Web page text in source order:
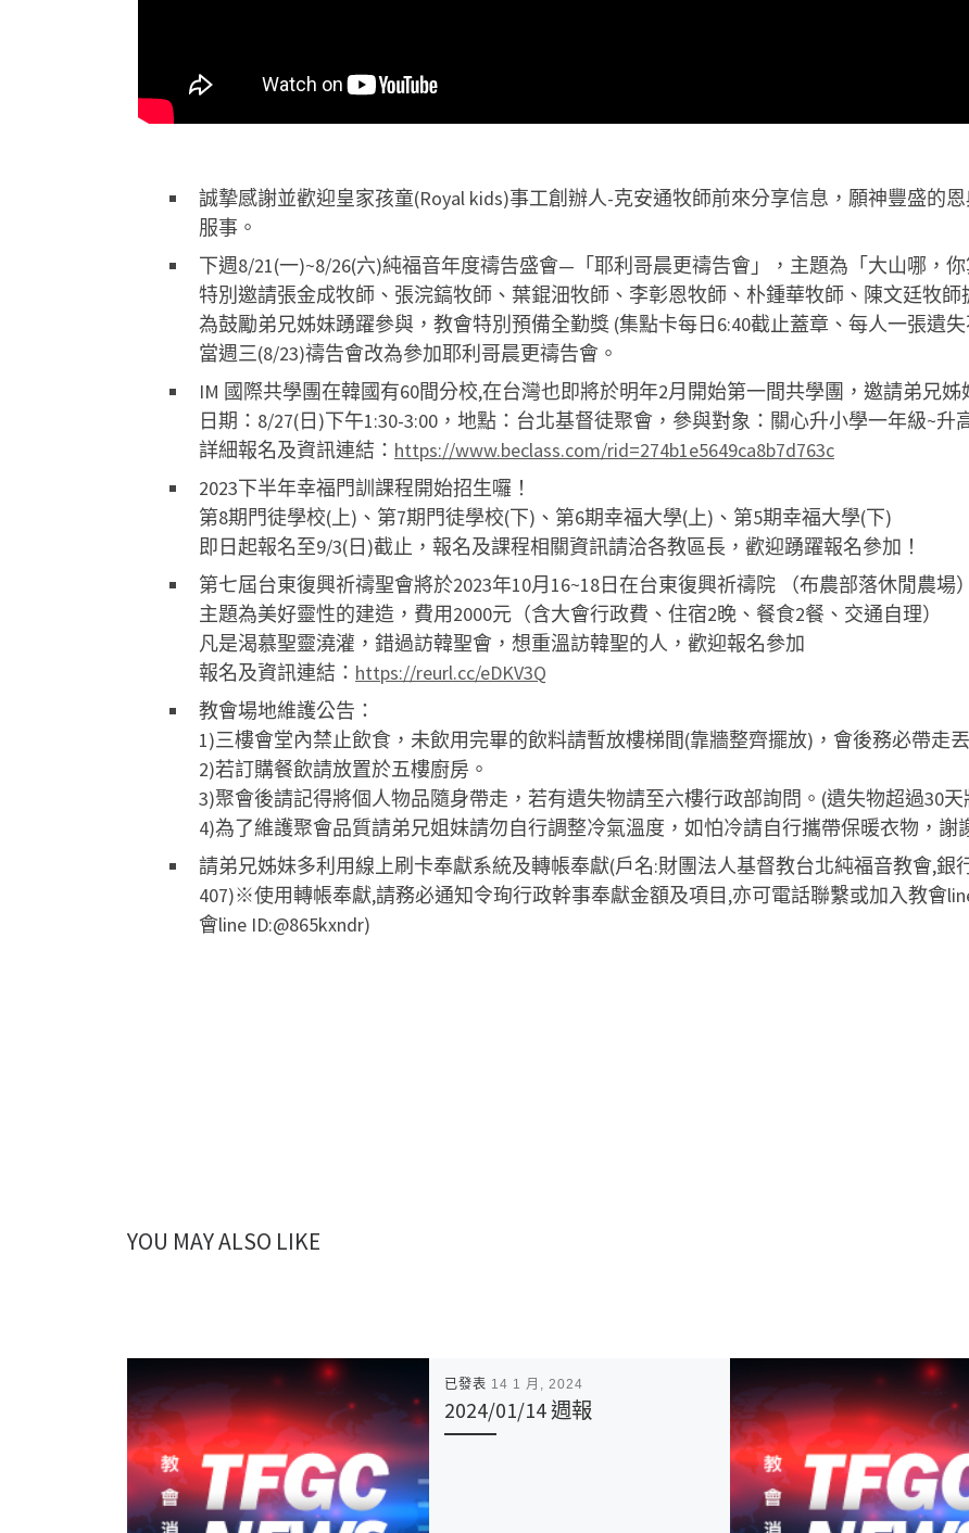
誠摯感謝並歡迎皇家孩童(Royal kids)事工創辦人-克安通牧師前來分享信息，願神豐盛的
服事。
下週8/21(一)~8/26(六)純福音年度禱告盛會—「耶利哥晨更禱告會」，主題為「大山哪，你
特別邀請張金成牧師、張浣鎬牧師、葉錕沺牧師、李彰恩牧師、朴鍾華牧師、陳文廷牧師
為鼓勵弟兄姊妹踴躍參與，教會特別預備全勤獎 (集點卡每日6:40截止蓋章、每人一張遺
當週三(8/23)禱告會改為參加耶利哥晨更禱告會。
IM 國際共學團在韓國有60間分校,在台灣也即將於明年2月開始第一間共學團，邀請弟兄
日期：8/27(日)下午1:30-3:00，地點：台北基督徒聚會，參與對象：關心升小學一年級~升
詳細報名及資訊連結： https://www.beclass.com/rid=274b1e5649ca8b7d763c
2023下半年幸福門訓課程開始招生囉！
第8期門徒學校(上)、第7期門徒學校(下)、第6期幸福大學(上)、第5期幸福大學(下)
即日起報名至9/3(日)截止，報名及課程相關資訊請洽各教區長，歡迎踴躍報名參加！
第七屆台東復興祈禱聖會將於2023年10月16~18日在台東復興祈禱院 （布農部落休閒農場
主題為美好靈性的建造，費用2000元（含大會行政費、住宿2晚、餐食2餐、交通自理）
凡是渴慕聖靈澆灌，錯過訪韓聖會，想重溫訪韓聖的人，歡迎報名參加
報名及資訊連結： https://reurl.cc/eDKV3Q
教會場地維護公告：
1)三樓會堂內禁止飲食，未飲用完畢的飲料請暫放樓梯間(靠牆整齊擺放)，會後務必帶走丟
2)若訂購餐飲請放置於五樓廚房。
3)聚會後請記得將個人物品隨身帶走，若有遺失物請至六樓行政部詢問。(遺失物超過30天
4)為了維護聚會品質請弟兄姐妹請勿自行調整冷氣溫度，如怕冷請自行攜帶保暖衣物，謝
請弟兄姊妹多利用線上刷卡奉獻系統及轉帳奉獻(戶名:財團法人基督教台北純福音教會,銀
407)※使用轉帳奉獻,請務必通知令珣行政幹事奉獻金額及項目,亦可電話聯繫或加入教會
會line ID:@865kxndr)
YOU MAY ALSO LIKE
已發表 14 1 月, 2024
2024/01/14 週報